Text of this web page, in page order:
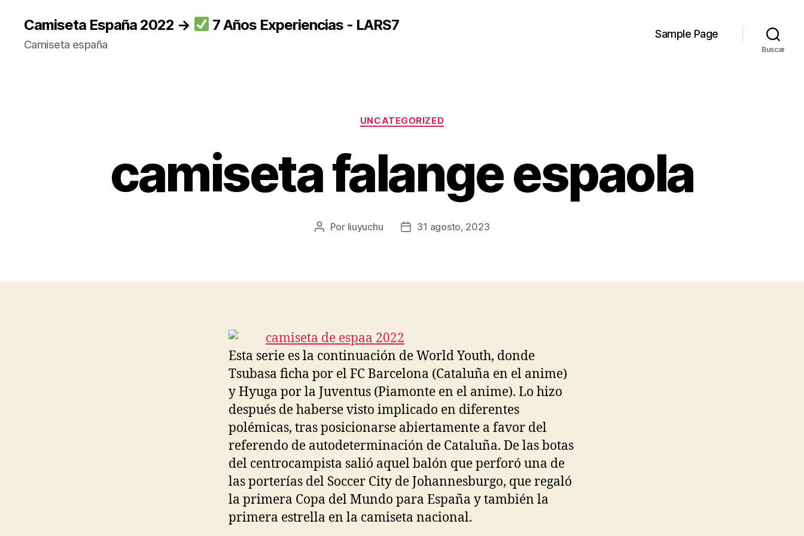
Camiseta España 2022 → 7 Años Experiencias - LARS7
Camiseta españa
Sample Page
Buscar
Categorías
UNCATEGORIZED
camiseta falange espaola
Autor
Por liuyuchu
Fecha31 agosto, 2023
Esta serie es la continuación de World Youth, donde
Tsubasa ficha por el FC Barcelona (Cataluña en el anime)
y Hyuga por la Juventus (Piamonte en el anime). Lo hizo
después de haberse visto implicado en diferentes
polémicas, tras posicionarse abiertamente a favor del
referendo de autodeterminación de Cataluña. De las botas
del centrocampista salió aquel balón que perforó una de
las porterías del Soccer City de Johannesburgo, que regaló
la primera Copa del Mundo para España y también la
primera estrella en la camiseta nacional.